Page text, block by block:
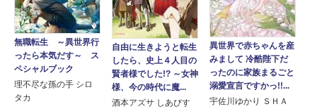
無職転生 ～異世界行
ったら本気だす～ ス
ペシャルブック
理不尽な孫の手 シロ
タカ
自由に生きようと転生
したら、史上４人目の
賢者様でした!? ～女神
様、今の時代に魔...
酒本アズサ しあびす
異世界で赤ちゃんを産
みまして 冷酷陛下だ
ったのに家族まるごと
溺愛宣言ですかっ!!...
宇佐川ゆかり ＳＨＡ